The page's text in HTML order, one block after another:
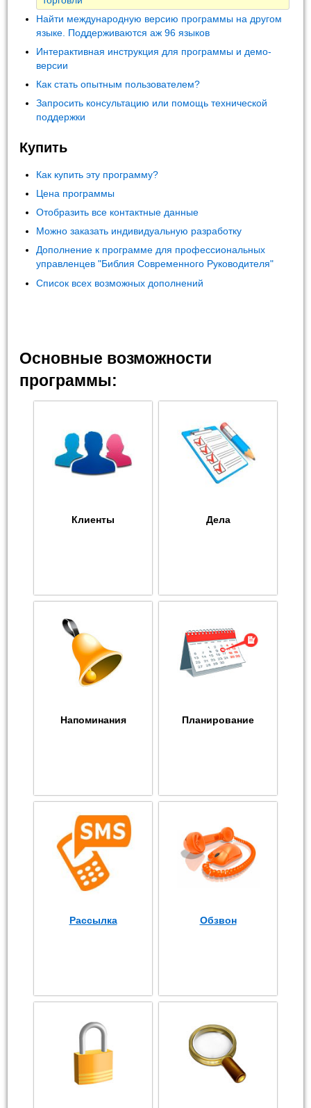
Найти международную версию программы на другом
языке. Поддерживаются аж 96 языков
Интерактивная инструкция для программы и демо-
версии
Как стать опытным пользователем?
Запросить консультацию или помощь технической
поддержки
Купить
Как купить эту программу?
Цена программы
Отобразить все контактные данные
Можно заказать индивидуальную разработку
Дополнение к программе для профессиональных
управленцев "Библия Современного Руководителя"
Список всех возможных дополнений
Основные возможности
программы:
Клиенты Дела
Напоминания Планирование
Рассылка Обзвон